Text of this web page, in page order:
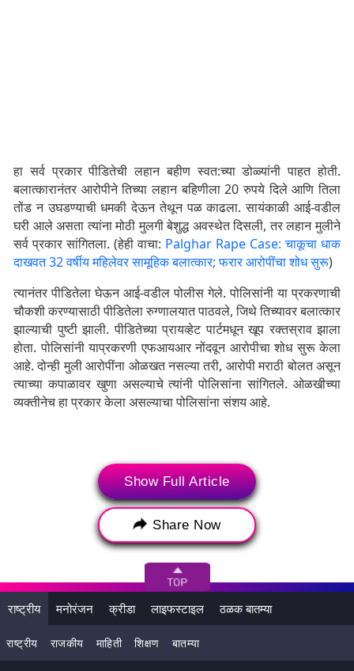
हा सर्व प्रकार पीडितेची लहान बहीण स्वत:च्या डोळ्यांनी पाहत होती.
बलात्कारानंतर आरोपीने तिच्या लहान बहिणीला 20 रुपये दिले आणि तिला
तोंड न उघडण्याची धमकी देऊन तेथून पळ काढला. सायंकाळी आई-वडील
घरी आले असता त्यांना मोठी मुलगी बेशुद्ध अवस्थेत दिसली, तर लहान मुलीने
सर्व प्रकार सांगितला. (हेही वाचा: Palghar Rape Case: चाकूचा धाक
दाखवत 32 वर्षीय महिलेवर सामूहिक बलात्कार; फरार आरोपींचा शोध सुरू)
त्यानंतर पीडितेला घेऊन आई-वडील पोलीस गेले. पोलिसांनी या प्रकरणाची
चौकशी करण्यासाठी पीडितेला रुग्णालयात पाठवले, जिथे तिच्यावर बलात्कार
झाल्याची पुष्टी झाली. पीडितेच्या प्रायव्हेट पार्टमधून खूप रक्तस्राव झाला
होता. पोलिसांनी याप्रकरणी एफआयआर नोंदवून आरोपीचा शोध सुरू केला
आहे. दोन्ही मुली आरोपींना ओळखत नसल्या तरी, आरोपी मराठी बोलत असून
त्याच्या कपाळावर खुणा असल्याचे त्यांनी पोलिसांना सांगितले. ओळखीच्या
व्यक्तीनेच हा प्रकार केला असल्याचा पोलिसांना संशय आहे.
Show Full Article
Share Now
राष्ट्रीय मनोरंजन क्रीडा लाइफस्टाइल ठळक बातम्या
राष्ट्रीय राजकीय माहिती शिक्षण बातम्या